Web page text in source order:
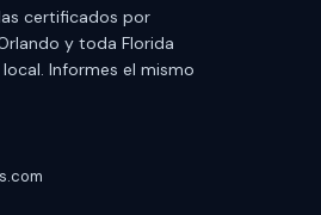
certificados por
y toda Florida
Informes el mismo